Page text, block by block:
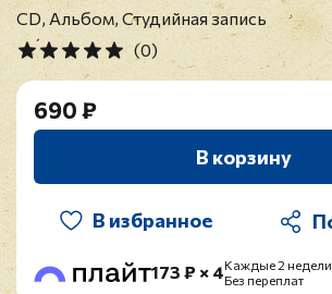
CD, Альбом, Студийная запись
(0)
690 ₽
В корзину
В избранное
173 ₽ × 4Каждые 2 недели
Без переплат